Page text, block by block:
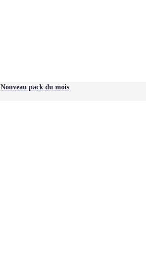
Nouveau pack du mois